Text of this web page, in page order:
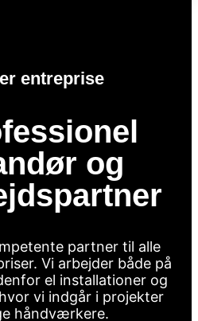
entreprise
og
partner til alle
Vi arbejder både på
el installationer og
vi indgår i projekter
håndværkere.